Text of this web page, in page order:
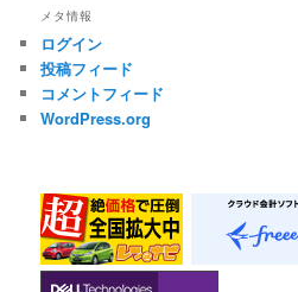
メタ情報
ログイン
投稿フィード
コメントフィード
WordPress.org